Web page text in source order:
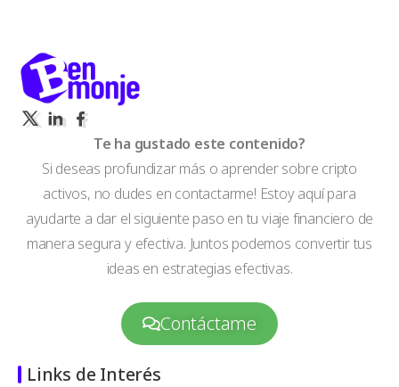
Te ha gustado este contenido?
Si deseas profundizar más o aprender sobre cripto
activos, no dudes en contactarme! Estoy aquí para
ayudarte a dar el siguiente paso en tu viaje financiero de
manera segura y efectiva. Juntos podemos convertir tus
ideas en estrategias efectivas.
Contáctame
Links de Interés